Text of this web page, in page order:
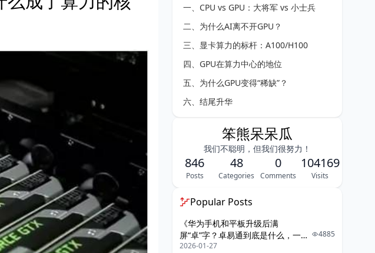
一、CPU vs GPU：大将军 vs 小士兵
二、为什么AI离不开GPU？
三、显卡算力的标杆：A100/H100
四、GPU在算力中心的地位
五、为什么GPU变得“稀缺”？
六、结尾升华
笨熊呆呆瓜
我们不聪明，但我们很努力！
846
Posts
48
Categories
0
Comments
104169
Visits
Popular Posts
《华为手机和平板升级后满
屏“卓”字？卓易通到底是什么，一篇
给你讲明白》
2026-01-27
4885